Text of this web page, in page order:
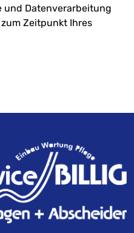
und Datenverarbeitung
Zeitpunkt Ihres